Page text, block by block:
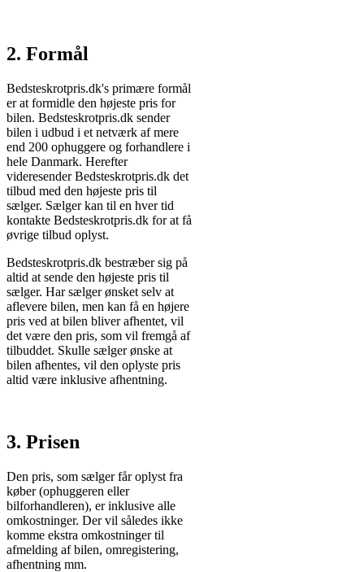
2. Formål
Bedsteskrotpris.dk's primære formål
er at formidle den højeste pris for
bilen. Bedsteskrotpris.dk sender
bilen i udbud i et netværk af mere
end 200 ophuggere og forhandlere i
hele Danmark. Herefter
videresender Bedsteskrotpris.dk det
tilbud med den højeste pris til
sælger. Sælger kan til en hver tid
kontakte Bedsteskrotpris.dk for at få
øvrige tilbud oplyst.
Bedsteskrotpris.dk bestræber sig på
altid at sende den højeste pris til
sælger. Har sælger ønsket selv at
aflevere bilen, men kan få en højere
pris ved at bilen bliver afhentet, vil
det være den pris, som vil fremgå af
tilbuddet. Skulle sælger ønske at
bilen afhentes, vil den oplyste pris
altid være inklusive afhentning.
3. Prisen
Den pris, som sælger får oplyst fra
køber (ophuggeren eller
bilforhandleren), er inklusive alle
omkostninger. Der vil således ikke
komme ekstra omkostninger til
afmelding af bilen, omregistering,
afhentning mm.